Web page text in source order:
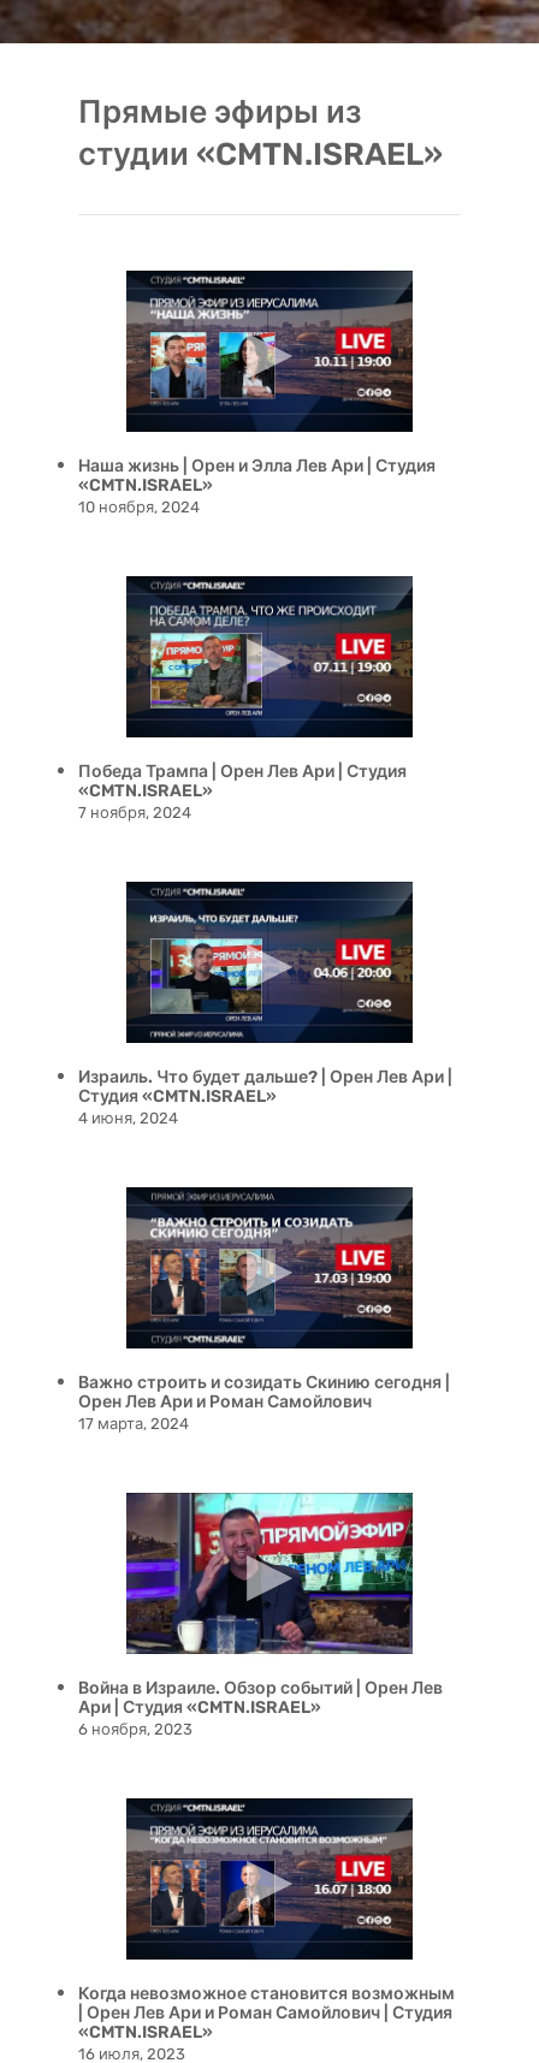
Прямые эфиры из
студии «CMTN.ISRAEL»
Наша жизнь | Орен и Элла Лев Ари | Студия
«CMTN.ISRAEL»
10 ноября, 2024
Победа Трампа | Орен Лев Ари | Студия
«CMTN.ISRAEL»
7 ноября, 2024
Израиль. Что будет дальше? | Орен Лев Ари |
Студия «CMTN.ISRAEL»
4 июня, 2024
Важно строить и созидать Скинию сегодня |
Орен Лев Ари и Роман Самойлович
17 марта, 2024
Война в Израиле. Обзор событий | Орен Лев
Ари | Студия «CMTN.ISRAEL»
6 ноября, 2023
Когда невозможное становится возможным
| Орен Лев Ари и Роман Самойлович | Студия
«CMTN.ISRAEL»
16 июля, 2023